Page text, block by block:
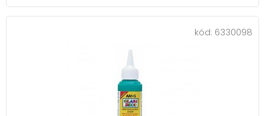
kód: 6330098